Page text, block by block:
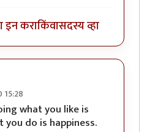
इन कराकिंवासदस्य व्हा
what you like is
do is happiness.